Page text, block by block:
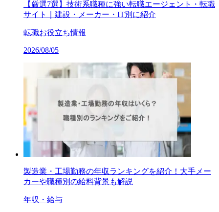
【厳選7選】技術系職種に強い転職エージェント・転職
サイト｜建設・メーカー・IT別に紹介
転職お役立ち情報
2026/08/05
製造業・工場勤務の年収ランキングを紹介！大手メー
カーや職種別の給料背景も解説
年収・給与